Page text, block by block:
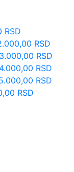
RSD
RSD
RSD
RSD
RSD
RSD